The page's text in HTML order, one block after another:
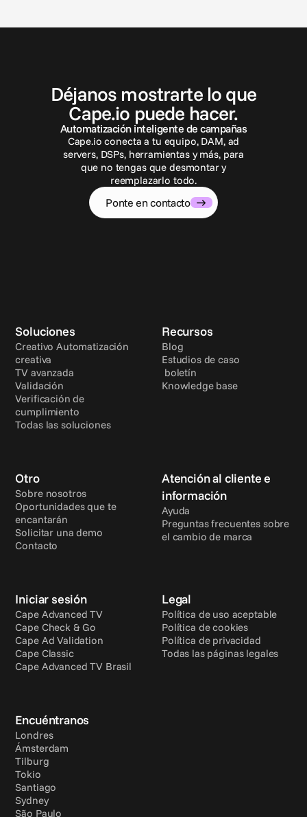
c a o
Déjanos mostrarte lo que
Cape.io puede hacer.
Automatización inteligente de campañas
Cape.io conecta a tu equipo, DAM, ad
servers, DSPs, herramientas y más, para
que no tengas que desmontar y
reemplazarlo todo.
Ponte en contacto
Soluciones
Creativo Automatización
creativa
TV avanzada
Validación
Verificación de
cumplimiento
Todas las soluciones
Recursos
Blog
Estudios de caso
boletín
Knowledge base
Otro
Sobre nosotros
Oportunidades que te
encantarán
Solicitar una demo
Contacto
Atención al cliente e
información
Ayuda
Preguntas frecuentes sobre
el cambio de marca
Iniciar sesión
Cape Advanced TV
Cape Check & Go
Cape Ad Validation
Cape Classic
Cape Advanced TV Brasil
Legal
Política de uso aceptable
Política de cookies
Política de privacidad
Todas las páginas legales
Encuéntranos
Londres
Ámsterdam
Tilburg
Tokio
Santiago
Sydney
São Paulo